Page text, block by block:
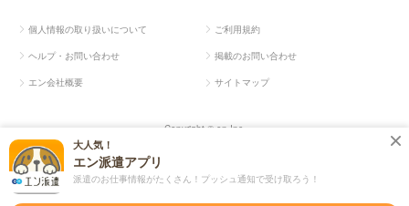
大人気！
エン派遣アプリ
派遣のお仕事情報がたくさん！プッシュ通知で受け取ろう！
個人情報の取り扱いについて ご利用規約
ヘルプ・お問い合わせ 掲載のお問い合わせ
エン会社概要 サイトマップ
Copyright © en Inc.